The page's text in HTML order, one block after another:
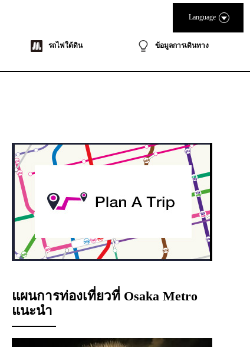
รถไฟใต้ดิน ข้อมูลการเดินทาง
Language
แผนการท่องเที่ยวที่ Osaka Metro
แนะนำ